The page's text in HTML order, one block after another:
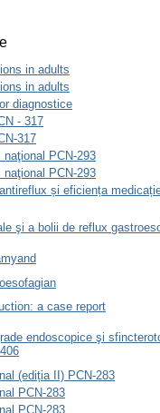
in adults
in adults
diagnostice
- 317
317
PCN-293
PCN-293
și eficiența
şi a bolii de reflux
a case report
endoscopice şi
(ediția II) PCN-283
PCN-283
PCN-283